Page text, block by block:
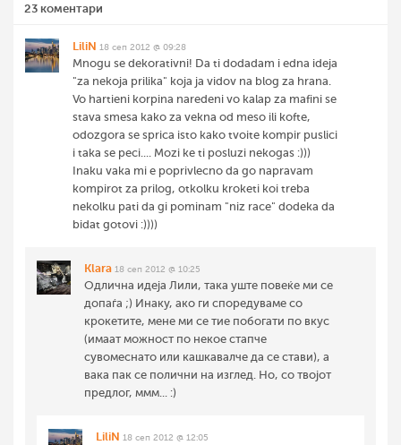
23 коментари
LiliN 18 сеп 2012 @ 09:28
Mnogu se dekorativni! Da ti dodadam i edna ideja
"za nekoja prilika" koja ja vidov na blog za hrana.
Vo hartieni korpina naredeni vo kalap za mafini se
stava smesa kako za vekna od meso ili kofte,
odozgora se sprica isto kako tvoite kompir puslici
i taka se peci.... Mozi ke ti posluzi nekogas :)))
Inaku vaka mi e poprivlecno da go napravam
kompirot za prilog, otkolku kroketi koi treba
nekolku pati da gi pominam "niz race" dodeka da
bidat gotovi :))))
Klara 18 сеп 2012 @ 10:25
Одлична идеја Лили, така уште повеќе ми се
допаѓа ;) Инаку, ако ги споредуваме со
крокетите, мене ми се тие побогати по вкус
(имаат можност по некое стапче
сувомеснато или кашкавалче да се стави), а
вака пак се полични на изглед. Но, со твојот
предлог, ммм... :)
LiliN 18 сеп 2012 @ 12:05